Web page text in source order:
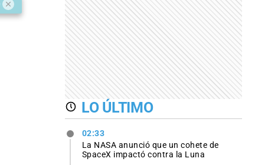
LO ÚLTIMO
02:33
La NASA anunció que un cohete de
SpaceX impactó contra la Luna